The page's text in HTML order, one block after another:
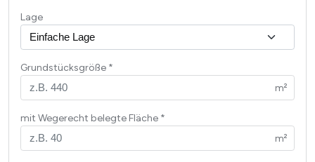
Lage
Grundstücksgröße
mit Wegerecht belegte Fläche